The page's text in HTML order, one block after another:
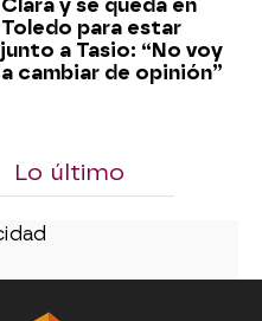
Clara y se queda en
Toledo para estar
junto a Tasio: “No voy
a cambiar de opinión”
Lo último